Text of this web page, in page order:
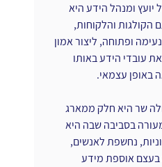
ומנהל הידע היא
הקולגות והלקוחות,
ופתוחה, ליצור אמון
עובדי הידע באותו
באופן עצמאי.
שר היא חלק ממארג
בסביבה שבה היא
נחשפת לאנשים,
בעצם אוספת מידע